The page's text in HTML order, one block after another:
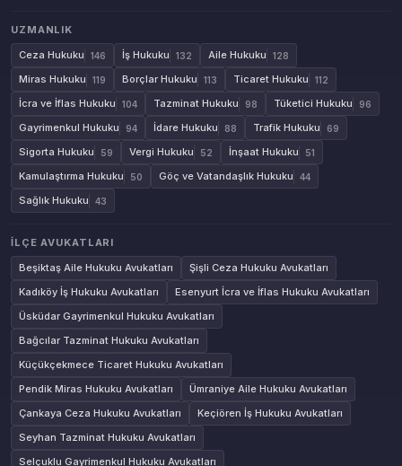
UZMANLIK
Ceza Hukuku
146 İş Hukuku 132 Aile Hukuku 128
Miras Hukuku 119 Borçlar Hukuku 113 Ticaret Hukuku 112
İcra ve İflas Hukuku 104 Tazminat Hukuku 98 Tüketici Hukuku 96
Gayrimenkul Hukuku 94 İdare Hukuku 88 Trafik Hukuku 69
Sigorta Hukuku 59 Vergi Hukuku 52 İnşaat Hukuku 51
Kamulaştırma Hukuku 50 Göç ve Vatandaşlık Hukuku 44
Sağlık Hukuku 43
İLÇE AVUKATLARI
Beşiktaş Aile Hukuku Avukatları
Şişli Ceza Hukuku Avukatları
Kadıköy İş Hukuku Avukatları
Esenyurt İcra ve İflas Hukuku Avukatları
Üsküdar Gayrimenkul Hukuku Avukatları
Bağcılar Tazminat Hukuku Avukatları
Küçükçekmece Ticaret Hukuku Avukatları
Pendik Miras Hukuku Avukatları
Ümraniye Aile Hukuku Avukatları
Çankaya Ceza Hukuku Avukatları
Keçiören İş Hukuku Avukatları
Seyhan Tazminat Hukuku Avukatları
Selçuklu Gayrimenkul Hukuku Avukatları